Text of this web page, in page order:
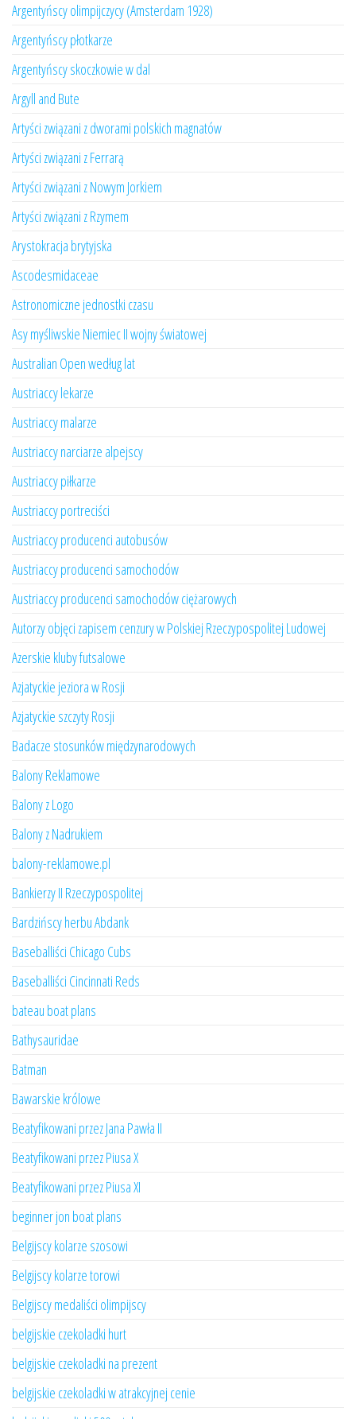
Argentyńscy olimpijczycy (Amsterdam 1928)
Argentyńscy płotkarze
Argentyńscy skoczkowie w dal
Argyll and Bute
Artyści związani z dworami polskich magnatów
Artyści związani z Ferrarą
Artyści związani z Nowym Jorkiem
Artyści związani z Rzymem
Arystokracja brytyjska
Ascodesmidaceae
Astronomiczne jednostki czasu
Asy myśliwskie Niemiec II wojny światowej
Australian Open według lat
Austriaccy lekarze
Austriaccy malarze
Austriaccy narciarze alpejscy
Austriaccy piłkarze
Austriaccy portreciści
Austriaccy producenci autobusów
Austriaccy producenci samochodów
Austriaccy producenci samochodów ciężarowych
Autorzy objęci zapisem cenzury w Polskiej Rzeczypospolitej Ludowej
Azerskie kluby futsalowe
Azjatyckie jeziora w Rosji
Azjatyckie szczyty Rosji
Badacze stosunków międzynarodowych
Balony Reklamowe
Balony z Logo
Balony z Nadrukiem
balony-reklamowe.pl
Bankierzy II Rzeczypospolitej
Bardzińscy herbu Abdank
Baseballiści Chicago Cubs
Baseballiści Cincinnati Reds
bateau boat plans
Bathysauridae
Batman
Bawarskie królowe
Beatyfikowani przez Jana Pawła II
Beatyfikowani przez Piusa X
Beatyfikowani przez Piusa XI
beginner jon boat plans
Belgijscy kolarze szosowi
Belgijscy kolarze torowi
Belgijscy medaliści olimpijscy
belgijskie czekoladki hurt
belgijskie czekoladki na prezent
belgijskie czekoladki w atrakcyjnej cenie